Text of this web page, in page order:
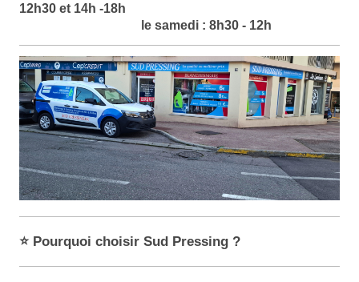
12h30 et 14h -18h
le samedi : 8h30 - 12h
⭐ Pourquoi choisir Sud Pressing ?